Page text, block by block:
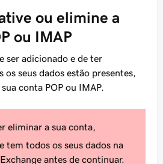
ou elimine a
ou IMAP
ser adicionado e de ter
seus dados estão presentes,
conta POP ou IMAP.
eliminar a sua conta,
tem todos os seus dados na
antes de continuar.